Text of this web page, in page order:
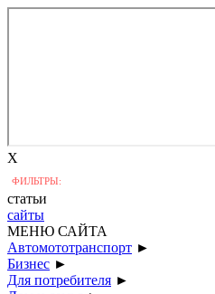
X
ФИЛЬТРЫ:
статьи
сайты
МЕНЮ САЙТА
Автомототранспорт ►
Бизнес ►
Для потребителя ►